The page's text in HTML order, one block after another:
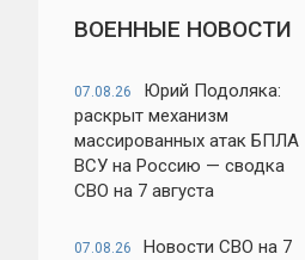
ВОЕННЫЕ НОВОСТИ
07.08.26
Юрий Подоляка:
раскрыт механизм
массированных атак БПЛА
ВСУ на Россию — сводка
СВО на 7 августа
07.08.26
Новости СВО на 7